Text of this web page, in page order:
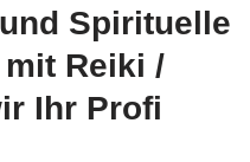
Spirituelle
Reiki /
Ihr Profi